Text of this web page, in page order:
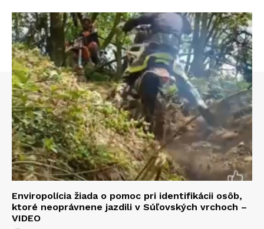
Enviropolícia žiada o pomoc pri identifikácii osôb,
ktoré neoprávnene jazdili v Súľovských vrchoch –
VIDEO